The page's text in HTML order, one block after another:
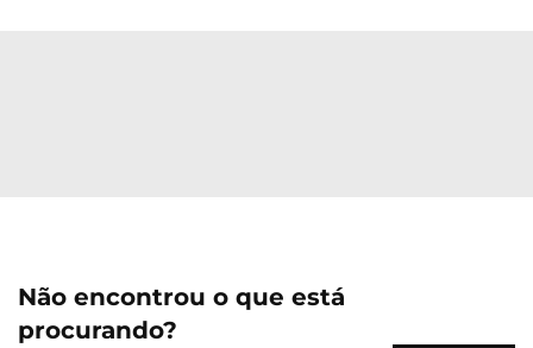
Não encontrou o que está
procurando?